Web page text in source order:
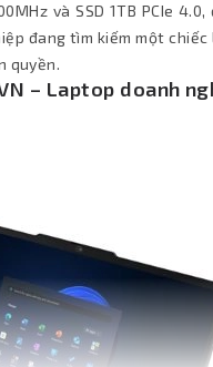
và SSD 1TB PCIe
đang tìm kiếm một
quyền.
– Laptop doanh